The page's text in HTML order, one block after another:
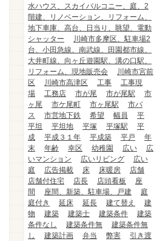
水ハウス、スカイバルコニー、庭、2
階建、リノベーション、リフォーム、
地下車庫、高台、日当り、眺望、電動
シャッター
川崎市多摩区、駐車場2
台、小田急線、南武線、田園都市線、
大井町線、向ヶ丘遊園駅、溝の口駅、
リフォーム、現地販売会
川崎市宮前
区
川崎市高津区 工事
工事現
場
工務店 市が尾 市が尾駅
市
ヶ尾
市ケ尾町 市ヶ尾駅
市バ
ス
市営地下鉄 希望 幅員
平
平坦
平坦地 平塚 平塚駅
平
成
平成３１年 平成築 平戸
年
末
年齢 幸区 幼稚園 広い
広
いマンション
広いリビング
広い
庭
広告掲載 床 床暖房
店舗
店舗付住宅
店長 店頭看板
座
間
座間、新築、駐車場、戸建
庭
庭付き
延床 延長 建て替え
建
物
建築 建築士 建築条件
建築
条件なし
建築条件無
建築条件無
し
建築計画 弁当 弊害
引き渡